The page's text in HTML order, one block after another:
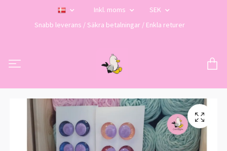
Inkl. moms
SEK
Snabb leverans / Säkra betalningar / Enkla returer